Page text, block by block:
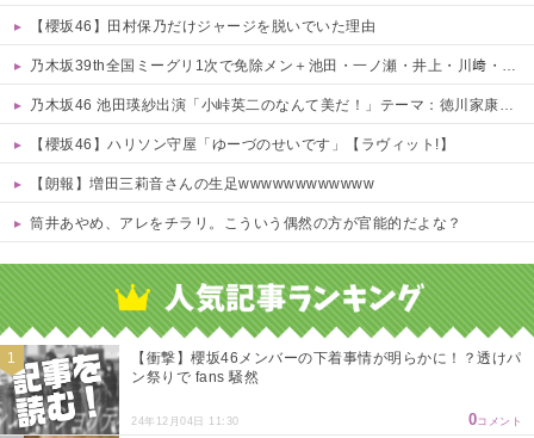
【櫻坂46】田村保乃だけジャージを脱いでいた理由
乃木坂39th全国ミーグリ1次で免除メン＋池田・一ノ瀬・井上・川﨑・菅原・中西が全完売
乃木坂46 池田瑛紗出演「小峠英二のなんて美だ！」テーマ：徳川家康【2025.8.5 24:00〜 TOKYO MX】
【櫻坂46】ハリソン守屋「ゆーづのせいです」【ラヴィット!】
【朗報】増田三莉音さんの生足wwwwwwwwwwww
筒井あやめ、アレをチラリ。こういう偶然の方が官能的だよな？
【衝撃】櫻坂46メンバーの下着事情が明らかに！？透けパ
ン祭りで fans 騒然
24年12月04日 11:30 0コメント